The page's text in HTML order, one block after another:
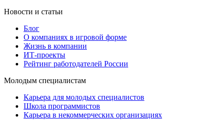
Новости и статьи
Блог
О компаниях в игровой форме
Жизнь в компании
ИТ-проекты
Рейтинг работодателей России
Молодым специалистам
Карьера для молодых специалистов
Школа программистов
Карьера в некоммерческих организациях